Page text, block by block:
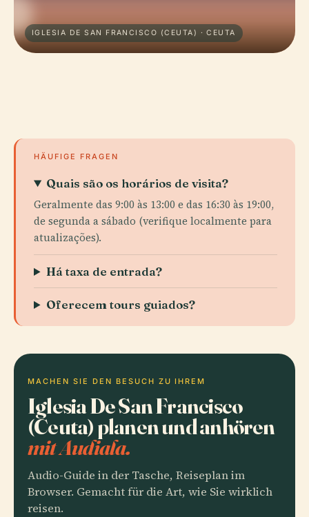
IGLESIA DE SAN FRANCISCO (CEUTA) · CEUTA
HÄUFIGE FRAGEN
Quais são os horários de visita?
Geralmente das 9:00 às 13:00 e das 16:30 às 19:00,
de segunda a sábado (verifique localmente para
atualizações).
Há taxa de entrada?
Oferecem tours guiados?
MACHEN SIE DEN BESUCH ZU IHREM
Iglesia De San Francisco
(Ceuta) planen und anhören
mit Audiala.
Audio-Guide in der Tasche, Reiseplan im
Browser. Gemacht für die Art, wie Sie wirklich
reisen.